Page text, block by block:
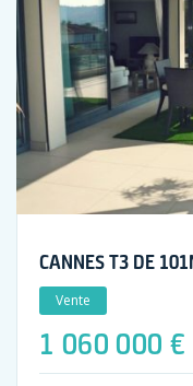
CANNES T3 DE
Vente
1 060 000 €